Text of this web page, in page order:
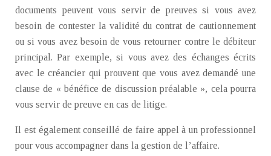
documents peuvent vous servir de preuves si vous avez
besoin de contester la validité du contrat de cautionnement
ou si vous avez besoin de vous retourner contre le débiteur
principal. Par exemple, si vous avez des échanges écrits
avec le créancier qui prouvent que vous avez demandé une
clause de « bénéfice de discussion préalable », cela pourra
vous servir de preuve en cas de litige.
Il est également conseillé de faire appel à un professionnel
pour vous accompagner dans la gestion de l’affaire.